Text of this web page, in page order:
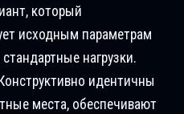
который
исходным параметрам
нагрузки.
идентичны
места, обеспечивают